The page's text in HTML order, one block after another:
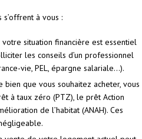
à vous :
situation financière est essentiel
les conseils d’un professionnel
vie, PEL, épargne salariale…).
que vous souhaitez acheter, vous
à taux zéro (PTZ), le prêt Action
de l’habitat (ANAH). Ces